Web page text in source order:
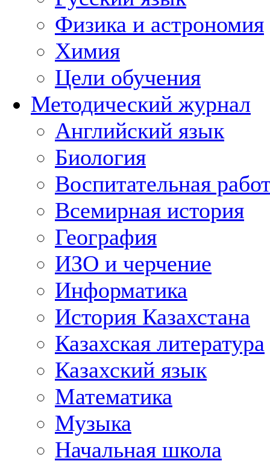
Физика и астрономия
Химия
Цели обучения
Методический журнал
Английский язык
Биология
Воспитательная
Всемирная история
География
ИЗО и черчение
Информатика
История Казахстана
Казахская литература
Казахский язык
Математика
Музыка
Начальная школа